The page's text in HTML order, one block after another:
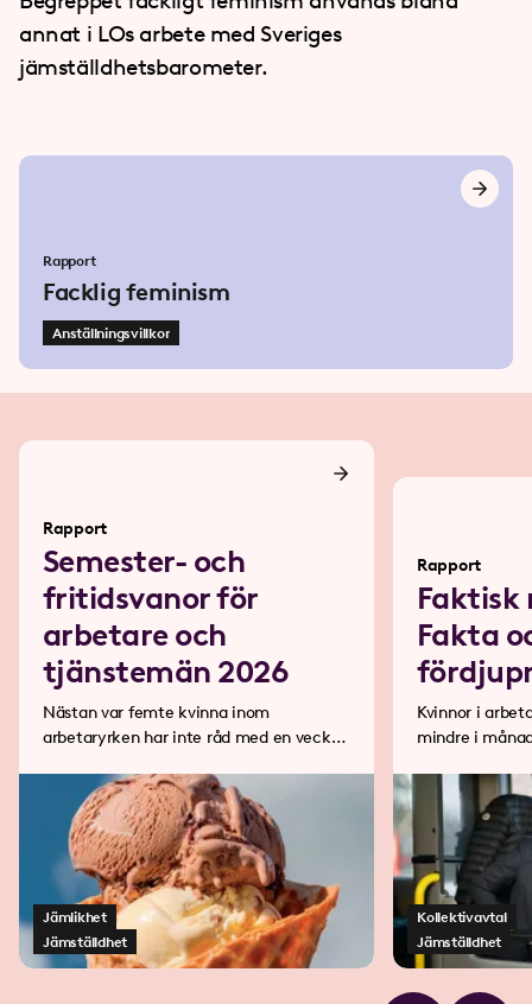
annat i LOs arbete med Sveriges
jämställdhetsbarometer.
Rapport
Facklig feminism
Anställningsvillkor
Rapport
Semester- och
fritidsvanor för
arbetare och
tjänstemän 2026
Nästan var femte kvinna inom
arbetaryrken har inte råd med en veckas
Jämlikhet
Jämställdhet
Rapport
Faktisk
Fakta
Kvinnor i
mindre i
Kollektivavtal
Jämställdhet